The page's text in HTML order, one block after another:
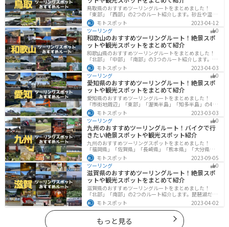
鳥取県のおすすめツーリングルートをまとめました！
「東部」「西部」の2つのルート紹介します。砂丘や温泉
地、歴史ある城跡など魅力溢れるスポットが多数あるの
で楽しめます。バイクで鳥取県にツーリングに行く際は
参考にしてください。
モトスポット
2023-04-12
ツーリング
0
和歌山のおすすめツーリングルート！絶景スポ
ットや観光スポットをまとめて紹介
和歌山県のおすすめツーリングルートをまとめました！
「北部」「中部」「南部」の3つのルート紹介します。海
と山に囲まれた自然豊かなエリアが広がり、様々な楽し
み方ができます。バイクで和歌山県にツーリングに行く
際は参考にしてください。
モトスポット
2023-04-03
ツーリング
0
愛知県のおすすめツーリングルート！絶景スポ
ットや観光スポットをまとめて紹介
愛知県のおすすめツーリングルートをまとめました！
「市街地周辺」「東部」「渥美半島」「知多半島」の4つ
のルート紹介します。名古屋周辺の栄えたスポットから
山、海、美術館なども多数あり、自然・歴史・文化を満
喫するツーリングができます。バイクで愛知県にツーリ
ングに行く際は参考にしてください。
モトスポット
2023-03-03
ツーリング
0
九州のおすすめツーリングルート！バイクで行
きたい絶景スポットや観光スポット紹介
九州のおすすめツーリングスポットをまとめました！
「福岡県」「佐賀県」「長崎県」「熊本県」「大分県」
「宮崎都」「鹿児島県」の各県の観光地紹介します。自
然豊かな山々や湖、温泉地が点在し、四季折々の景色を
楽しめるスポットが多数あります。バイクで九州にツー
リングに行く際は参考にしてください。
モトスポット
2023-09-05
ツーリング
0
滋賀県のおすすめツーリングルート！絶景スポ
ットや観光スポットをまとめて紹介
滋賀県のおすすめツーリングルートをまとめました！
「北部」「南部」の2つのルート紹介します。琵琶湖だけ
でなく、比叡山ドライブウェイなどの山を楽しめるスポ
ットも多数あります。バイクで滋賀県にツーリングに行
く際は参考にしてください。
モトスポット 2023-04-02
もっと見る